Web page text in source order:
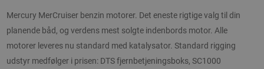
Mercury MerCruiser benzin motorer. Det eneste rigtige valg til din
planende båd, og verdens mest solgte indenbords motor. Alle
motorer leveres nu standard med katalysator. Standard rigging
udstyr medfølger i prisen: DTS fjernbetjeningsboks, SC1000